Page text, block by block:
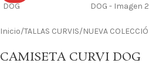
Inicio/TALLAS CURVIS/NUEVA
CAMISETA CURVI DOG